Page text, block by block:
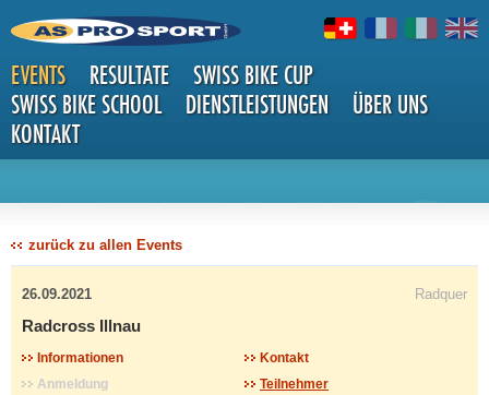
EVENTS RESULTATE
SWISS BIKE CUP
SWISS BIKE SCHOOL
DIENSTLEISTUNGEN
ÜBER UNS
KONTAKT
DETAILS
zurück zu allen Events
26.09.2021 Radquer
Radcross Illnau
Informationen
Kontakt
Anmeldung
Teilnehmer